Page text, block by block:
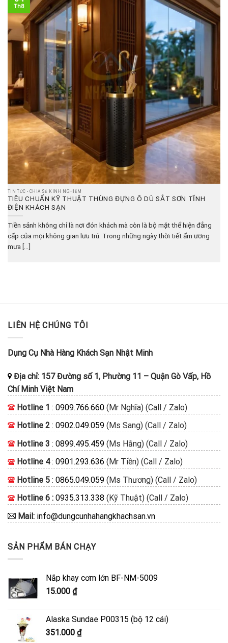
TIN TỨC - CHIA SẺ KINH NGHIỆM
TIÊU CHUẨN KỸ THUẬT THÙNG ĐỰNG Ô DÙ SẮT SƠN TĨNH
ĐIỆN KHÁCH SẠN
Tiền sảnh không chỉ là nơi đón khách mà còn là bộ mặt thể hiện đẳng
cấp của mọi không gian lưu trú. Trong những ngày thời tiết ẩm ương
mưa [...]
Th8
LIÊN HỆ CHÚNG TÔI
Dụng Cụ Nhà Hàng Khách Sạn Nhật Minh
Địa chỉ: 157 Đường số 1, Phường 11 – Quận Gò Vấp, Hồ
Chí Minh Việt Nam
Hotline 1 : 0909.766.660 (Mr Nghĩa) (Call / Zalo)
Hotline 2 : 0902.049.059 (Ms Sang) (Call / Zalo)
Hotline 3 : 0899.495.459 (Ms Hằng) (Call / Zalo)
Hotline 4: 0901.293.636 (Mr Tiền) (Call / Zalo)
Hotline 5 : 0865.049.059 (Ms Thương) (Call / Zalo)
Hotline 6 : 0935.313.338 (Kỹ Thuật) (Call / Zalo)
Mail: info@dungcunhahangkhachsan.vn
SẢN PHẨM BÁN CHẠY
Nắp khay cơm lớn BF-NM-5009
15.000 ₫
Alaska Sundae P00315 (bộ 12 cái)
351.000 ₫